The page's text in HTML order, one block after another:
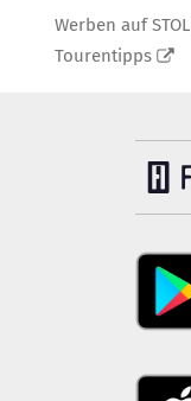
Werben auf STOL
Tourentipps